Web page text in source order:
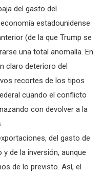
del gasto del
estadounidense
(de la que Trump se
una total anomalía. En
claro deterioro del
recortes de los tipos
cuando el conflicto
con devolver a la
del gasto de
de la inversión, aunque
de lo previsto. Así, el